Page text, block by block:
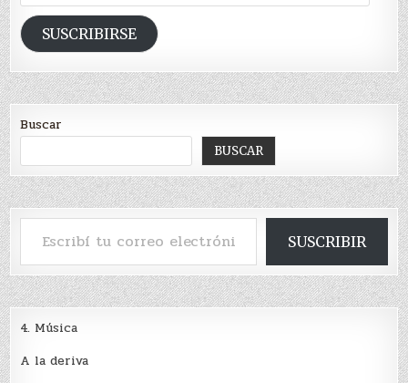
de
emailSUSCRIBIRSE
Buscar
BUSCAR
Escribí tu correo electrónico…
SUSCRIBIR
4. Música
A la deriva